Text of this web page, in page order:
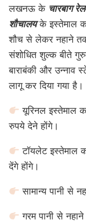
लखनऊ के चारबाग
शौचालयके इस्तेमाल
शौच से लेकर नहाने
संशोधित शुल्क बीते
बाराबंकी और
लागू कर दिया गया है।
यूरिनल इस्तेमाल
रुपये देने होंगे।
टॉयलेट इस्तेमाल
देंगे होंगे।
सामान्य पानी से
गरम पानी से